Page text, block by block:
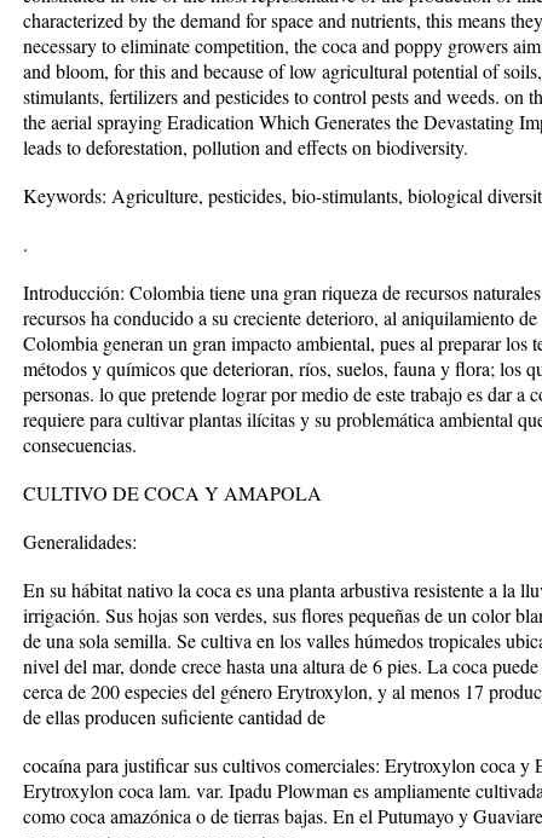
characterized by the demand for space and nutrients, this means
necessary to eliminate competition, the coca and poppy growers
and bloom, for this and because of low agricultural potential of
stimulants, fertilizers and pesticides to control pests and weeds.
the aerial spraying Eradication Which Generates the Devastating
leads to deforestation, pollution and effects on biodiversity.
Keywords: Agriculture, pesticides, bio-stimulants, biological
.
Introducción: Colombia tiene una gran riqueza de recursos
recursos ha conducido a su creciente deterioro, al aniquilamiento
Colombia generan un gran impacto ambiental, pues al preparar los
métodos y químicos que deterioran, ríos, suelos, fauna y flora; los
personas. lo que pretende lograr por medio de este trabajo es dar a
requiere para cultivar plantas ilícitas y su problemática ambiental
consecuencias.
CULTIVO DE COCA Y AMAPOLA
Generalidades:
En su hábitat nativo la coca es una planta arbustiva resistente a la
irrigación. Sus hojas son verdes, sus flores pequeñas de un color
de una sola semilla. Se cultiva en los valles húmedos tropicales
nivel del mar, donde crece hasta una altura de 6 pies. La coca
cerca de 200 especies del género Erytroxylon, y al menos 17
de ellas producen suficiente cantidad de
cocaína para justificar sus cultivos comerciales: Erytroxylon coca y
Erytroxylon coca lam. var. Ipadu Plowman es ampliamente
como coca amazónica o de tierras bajas. En el Putumayo y